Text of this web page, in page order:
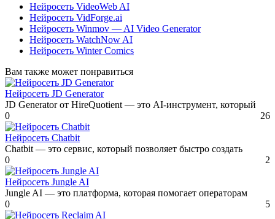
Нейросеть VideoWeb AI
Нейросеть VidForge.ai
Нейросеть Winmov — AI Video Generator
Нейросеть WatchNow AI
Нейросеть Winter Comics
Вам также может понравиться
Нейросеть JD Generator
JD Generator от HireQuotient — это AI-инструмент, который
0
26
Нейросеть Chatbit
Chatbit — это сервис, который позволяет быстро создать
0
2
Нейросеть Jungle AI
Jungle AI — это платформа, которая помогает операторам
0
5